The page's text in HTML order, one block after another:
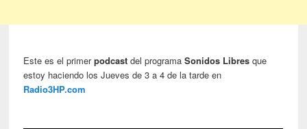
Este es el primerpodcast del programaSonidos Libres que
estoy haciendo los Jueves de 3 a 4 de la tarde en
Radio3HP.com